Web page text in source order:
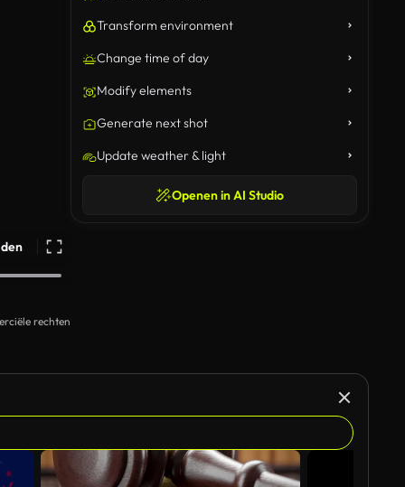
rechten
Transform environment
Change time of day
Modify elements
Generate next shot
Update weather & light
Openen in AI Studio